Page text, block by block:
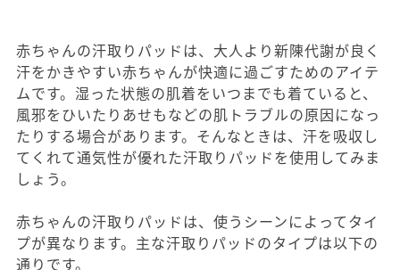
赤ちゃんの汗取りパッドは、大人より新陳代謝が良く
汗をかきやすい赤ちゃんが快適に過ごすためのアイテ
ムです。湿った状態の肌着をいつまでも着ていると、
風邪をひいたりあせもなどの肌トラブルの原因になっ
たりする場合があります。そんなときは、汗を吸収し
てくれて通気性が優れた汗取りパッドを使用してみま
しょう。
赤ちゃんの汗取りパッドは、使うシーンによってタイ
プが異なります。主な汗取りパッドのタイプは以下の
通りです。